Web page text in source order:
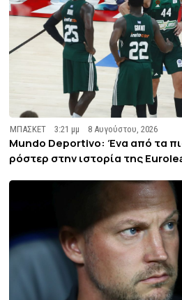
ΜΠΑΣΚΕΤ 3:21 μμ 8 Αυγούστου, 2026
Mundo Deportivo: Ένα από τα
ρόστερ στην ιστορία της